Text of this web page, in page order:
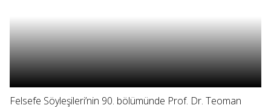
Felsefe Söyleşileri’nin 90. bölümünde Prof. Dr. Teoman